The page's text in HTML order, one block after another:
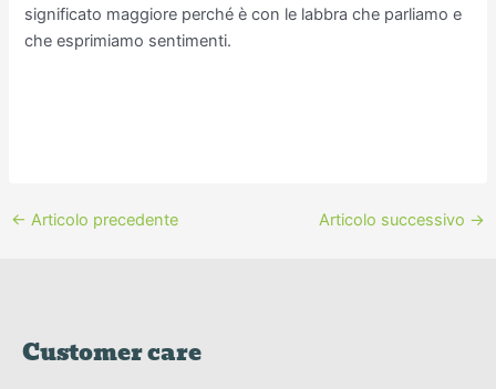
significato maggiore perché è con le labbra che parliamo e
che esprimiamo sentimenti.
← Articolo precedente Articolo successivo →
Customer care